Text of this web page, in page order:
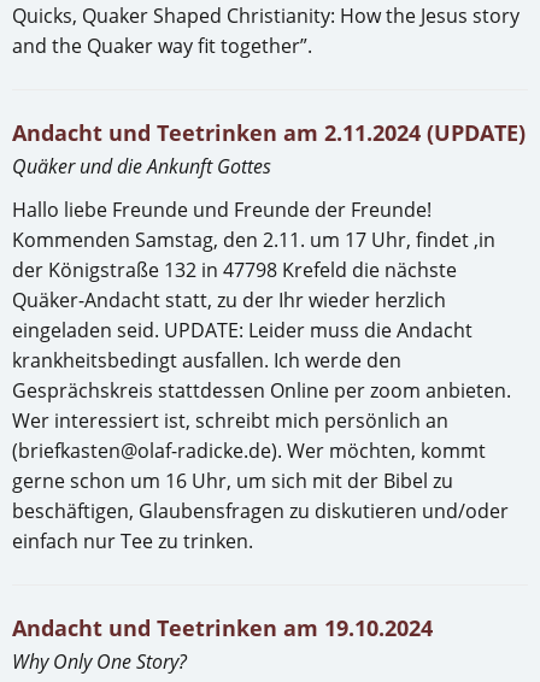
Quicks, Quaker Shaped Christianity: How the Jesus story
and the Quaker way fit together”.
Andacht und Teetrinken am 2.11.2024 (UPDATE)
Quäker und die Ankunft Gottes
Hallo liebe Freunde und Freunde der Freunde!
Kommenden Samstag, den 2.11. um 17 Uhr, findet ,in
der Königstraße 132 in 47798 Krefeld die nächste
Quäker-Andacht statt, zu der Ihr wieder herzlich
eingeladen seid. UPDATE: Leider muss die Andacht
krankheitsbedingt ausfallen. Ich werde den
Gesprächskreis stattdessen Online per zoom anbieten.
Wer interessiert ist, schreibt mich persönlich an
(briefkasten@olaf-radicke.de). Wer möchten, kommt
gerne schon um 16 Uhr, um sich mit der Bibel zu
beschäftigen, Glaubensfragen zu diskutieren und/oder
einfach nur Tee zu trinken.
Andacht und Teetrinken am 19.10.2024
Why Only One Story?